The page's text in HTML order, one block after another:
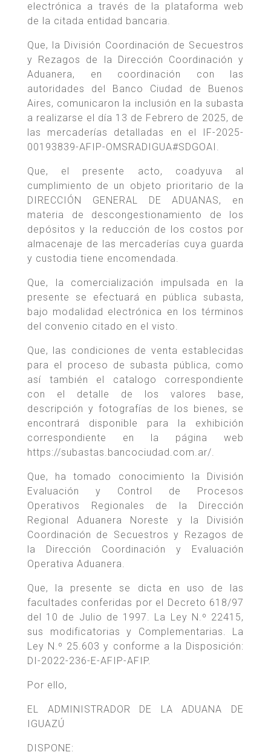
electrónica a través de la plataforma web
de la citada entidad bancaria.
Que, la División Coordinación de Secuestros
y Rezagos de la Dirección Coordinación y
Aduanera, en coordinación con las
autoridades del Banco Ciudad de Buenos
Aires, comunicaron la inclusión en la subasta
a realizarse el día 13 de Febrero de 2025, de
las mercaderías detalladas en el IF-2025-
00193839-AFIP-OMSRADIGUA#SDGOAI.
Que, el presente acto, coadyuva al
cumplimiento de un objeto prioritario de la
DIRECCIÓN GENERAL DE ADUANAS, en
materia de descongestionamiento de los
depósitos y la reducción de los costos por
almacenaje de las mercaderías cuya guarda
y custodia tiene encomendada.
Que, la comercialización impulsada en la
presente se efectuará en pública subasta,
bajo modalidad electrónica en los términos
del convenio citado en el visto.
Que, las condiciones de venta establecidas
para el proceso de subasta pública, como
así también el catalogo correspondiente
con el detalle de los valores base,
descripción y fotografías de los bienes, se
encontrará disponible para la exhibición
correspondiente en la página web
https://subastas.bancociudad.com.ar/.
Que, ha tomado conocimiento la División
Evaluación y Control de Procesos
Operativos Regionales de la Dirección
Regional Aduanera Noreste y la División
Coordinación de Secuestros y Rezagos de
la Dirección Coordinación y Evaluación
Operativa Aduanera.
Que, la presente se dicta en uso de las
facultades conferidas por el Decreto 618/97
del 10 de Julio de 1997. La Ley N.º 22415,
sus modificatorias y Complementarias. La
Ley N.º 25.603 y conforme a la Disposición:
DI-2022-236-E-AFIP-AFIP.
Por ello,
EL ADMINISTRADOR DE LA ADUANA DE
IGUAZÚ
DISPONE: